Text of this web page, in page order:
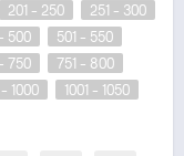
201 - 250
251 - 300
500
501 - 550
750
751 - 800
- 1000
1001 - 1050